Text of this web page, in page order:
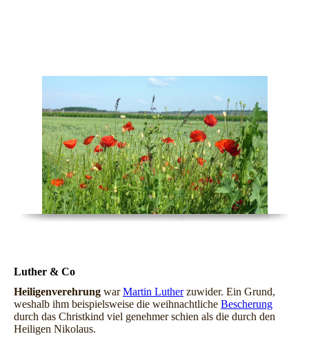
Jahraus – Jahrein
Luther & Co
Heiligenverehrung warMartin Lutherzuwider. Ein Grund,
weshalb ihm beispielsweise die weihnachtliche Bescherung
durch das Christkind viel genehmer schien als die durch den
Heiligen Nikolaus.